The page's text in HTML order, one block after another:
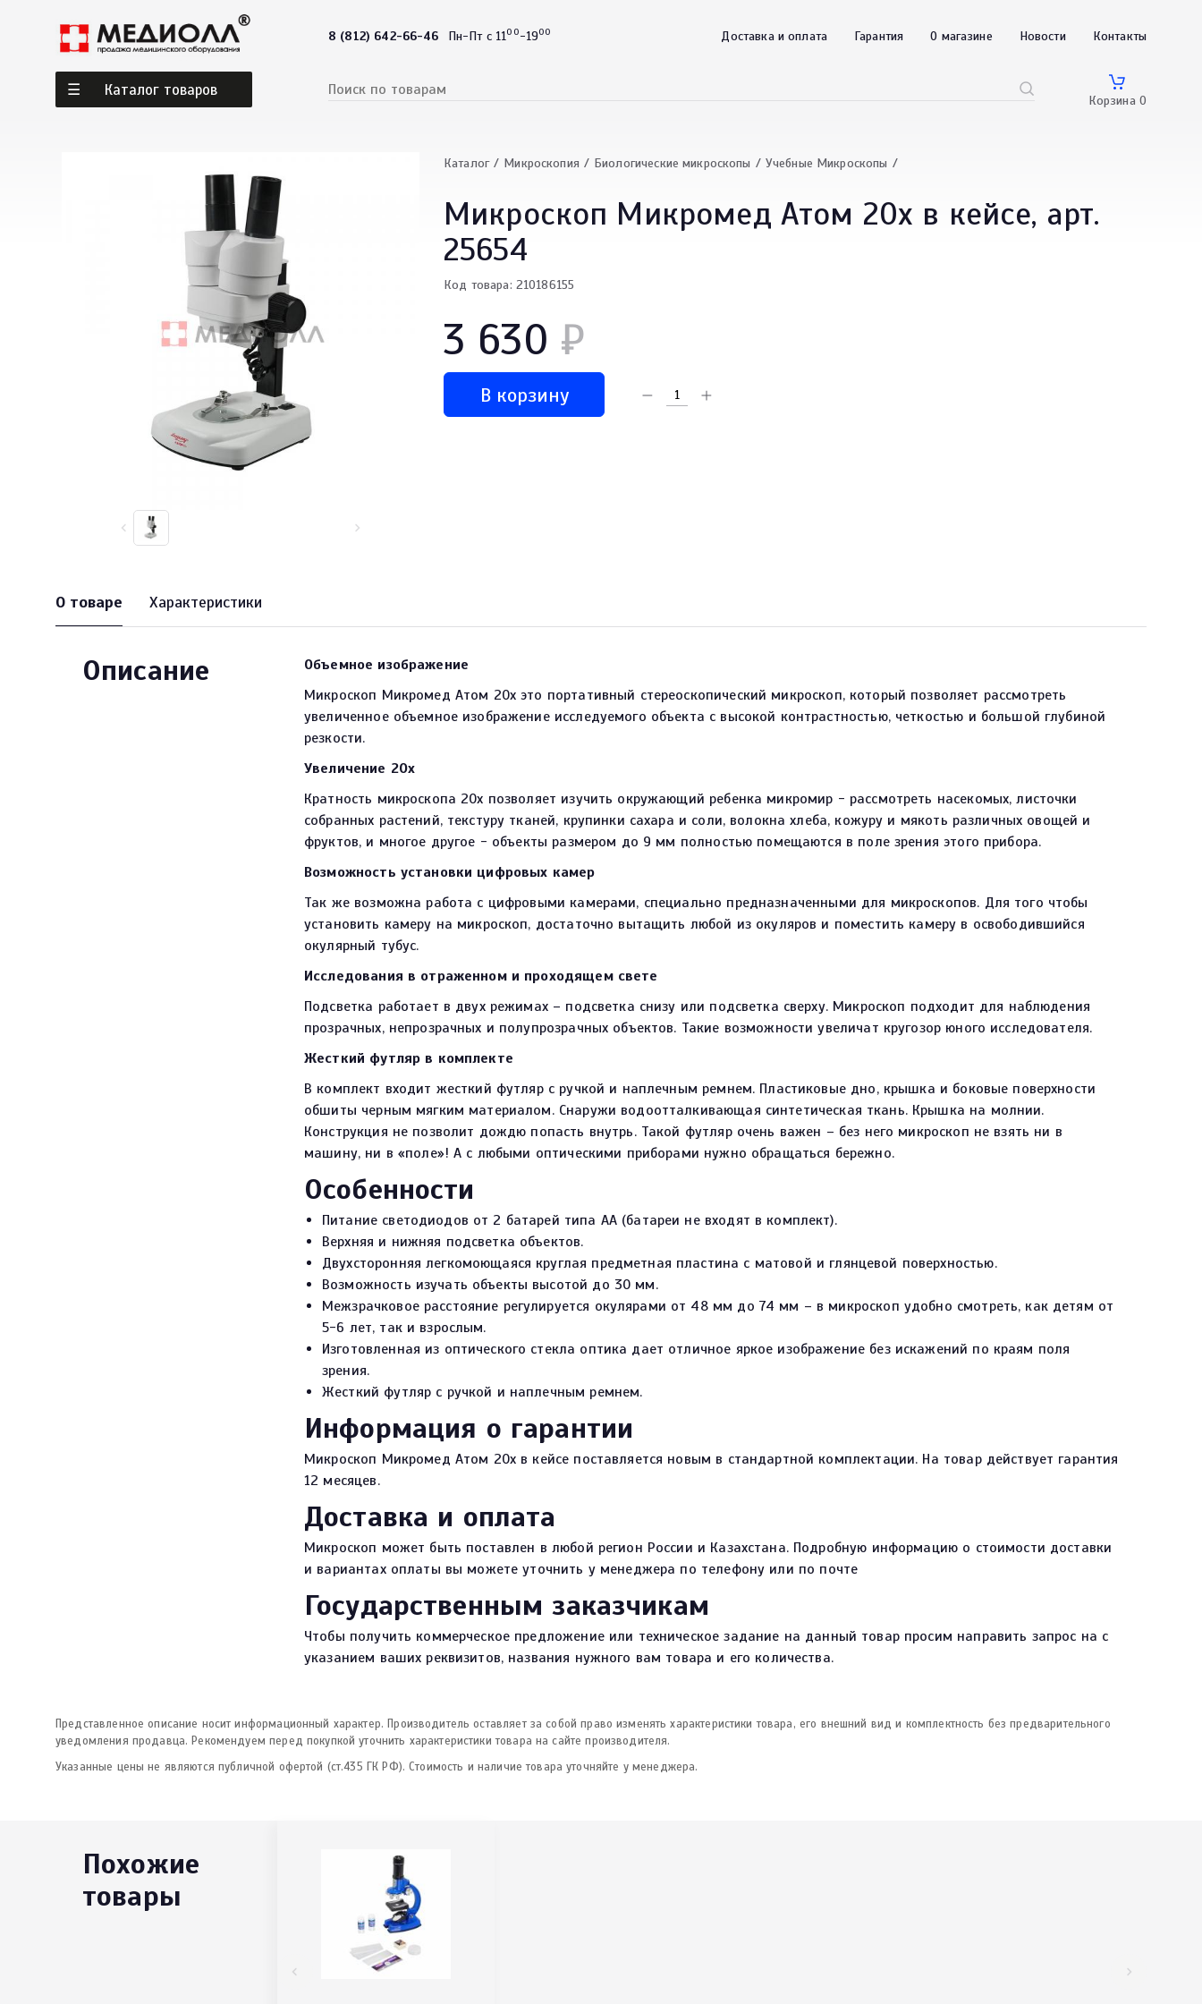
8 (812) 642-66-46 Пн-Пт с 1100-1900 Доставка и оплата Гарантия О магазине Новости Контакты
Каталог товаров
Корзина 0
Каталог Микроскопия Биологические микроскопы Учебные Микроскопы
Микроскоп Микромед Атом 20x в кейсе, арт.
25654
Код товара: 210186155
3 630 ₽
В корзину
О товаре Характеристики
Описание
Объемное изображение
Микроскоп Микромед Атом 20x это портативный стереоскопический микроскоп, который позволяет рассмотреть
увеличенное объемное изображение исследуемого объекта с высокой контрастностью, четкостью и большой глубиной
резкости.
Увеличение 20х
Кратность микроскопа 20х позволяет изучить окружающий ребенка микромир - рассмотреть насекомых, листочки
собранных растений, текстуру тканей, крупинки сахара и соли, волокна хлеба, кожуру и мякоть различных овощей и
фруктов, и многое другое - объекты размером до 9 мм полностью помещаются в поле зрения этого прибора.
Возможность установки цифровых камер
Так же возможна работа с цифровыми камерами, специально предназначенными для микроскопов. Для того чтобы
установить камеру на микроскоп, достаточно вытащить любой из окуляров и поместить камеру в освободившийся
окулярный тубус.
Исследования в отраженном и проходящем свете
Подсветка работает в двух режимах – подсветка снизу или подсветка сверху. Микроскоп подходит для наблюдения
прозрачных, непрозрачных и полупрозрачных объектов. Такие возможности увеличат кругозор юного исследователя.
Жесткий футляр в комплекте
В комплект входит жесткий футляр с ручкой и наплечным ремнем. Пластиковые дно, крышка и боковые поверхности
обшиты черным мягким материалом. Снаружи водоотталкивающая синтетическая ткань. Крышка на молнии.
Конструкция не позволит дождю попасть внутрь. Такой футляр очень важен – без него микроскоп не взять ни в
машину, ни в «поле»! А с любыми оптическими приборами нужно обращаться бережно.
Особенности
Питание светодиодов от 2 батарей типа АА (батареи не входят в комплект).
Верхняя и нижняя подсветка объектов.
Двухсторонняя легкомоющаяся круглая предметная пластина с матовой и глянцевой поверхностью.
Возможность изучать объекты высотой до 30 мм.
Межзрачковое расстояние регулируется окулярами от 48 мм до 74 мм – в микроскоп удобно смотреть, как детям от
5-6 лет, так и взрослым.
Изготовленная из оптического стекла оптика дает отличное яркое изображение без искажений по краям поля
зрения.
Жесткий футляр с ручкой и наплечным ремнем.
Информация о гарантии
Микроскоп Микромед Атом 20x в кейсе поставляется новым в стандартной комплектации. На товар действует гарантия
12 месяцев.
Доставка и оплата
Микроскоп может быть поставлен в любой регион России и Казахстана. Подробную информацию о стоимости доставки
и вариантах оплаты вы можете уточнить у менеджера по телефону или по почте
Государственным заказчикам
Чтобы получить коммерческое предложение или техническое задание на данный товар просим направить запрос на с
указанием ваших реквизитов, названия нужного вам товара и его количества.
Представленное описание носит информационный характер. Производитель оставляет за собой право изменять характеристики товара, его внешний вид и комплектность без предварительного
уведомления продавца. Рекомендуем перед покупкой уточнить характеристики товара на сайте производителя.
Указанные цены не являются публичной офертой (ст.435 ГК РФ). Стоимость и наличие товара уточняйте у менеджера.
Похожие
товары